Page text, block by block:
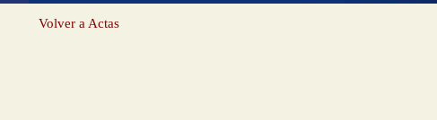
Volver a Actas